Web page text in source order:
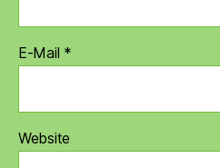
E-Mail *
Website